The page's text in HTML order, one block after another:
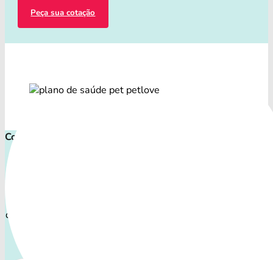
Peça sua cotação
Comece cuidar ainda hoje!
Com uma variedade de cuidados, o Petlove Plano atende a
de animais: desde o filhote travesso até o companheiro